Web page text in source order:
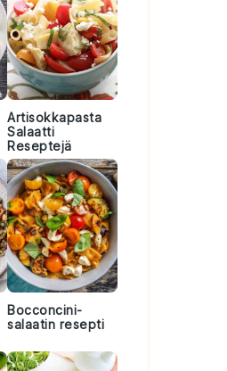
Artisokkapasta
Salaatti
Reseptejä
Bocconcini-
salaatin resepti